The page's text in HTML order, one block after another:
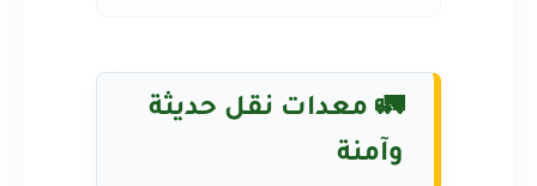
🚛 معدات نقل حديثة
وآمنة